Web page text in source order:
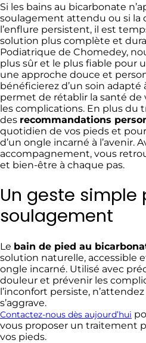
Si les bains au bicarbonate
soulagement attendu ou si la
l’enflure persistent, il est
solution plus complète et
Podiatrique de Chomedey,
plus sûr et le plus fiable pour
une approche douce et
bénéficierez d’un soin
permet de rétablir la santé
les complications. En plus du
des recommandations
quotidien de vos pieds et
d’un ongle incarné à l’avenir.
accompagnement, vous
et bien-être à chaque pas.
Un geste simple
soulagement
Le bain de pied au
solution naturelle, accessible
ongle incarné. Utilisé avec
douleur et prévenir les
l’inconfort persiste,
s’aggrave.
Contactez-nous dès aujourd’hui
vous proposer un traitement
vos pieds.